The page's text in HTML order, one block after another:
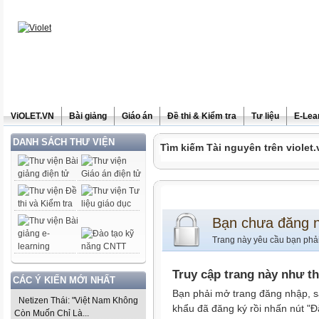
ViOLET.VN Bài giảng Giáo án Đề thi & Kiểm tra Tư liệu E-
DANH SÁCH THƯ VIỆN
CÁC Ý KIẾN MỚI NHẤT
Netizen Thái: "Việt Nam Không
Còn Muốn Chỉ Là...
Tìm kiếm Tài nguyên trên
Bạn chưa đăng
Trang này yêu cầu bạn
Truy cập trang này như
Bạn phải mở trang đăng nhập,
khẩu đã đăng ký rồi nhấn nút